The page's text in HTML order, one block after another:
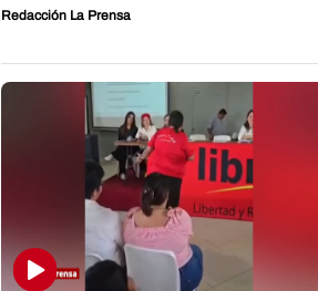
Redacción La Prensa